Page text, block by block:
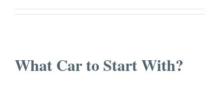
What Car to Start With?